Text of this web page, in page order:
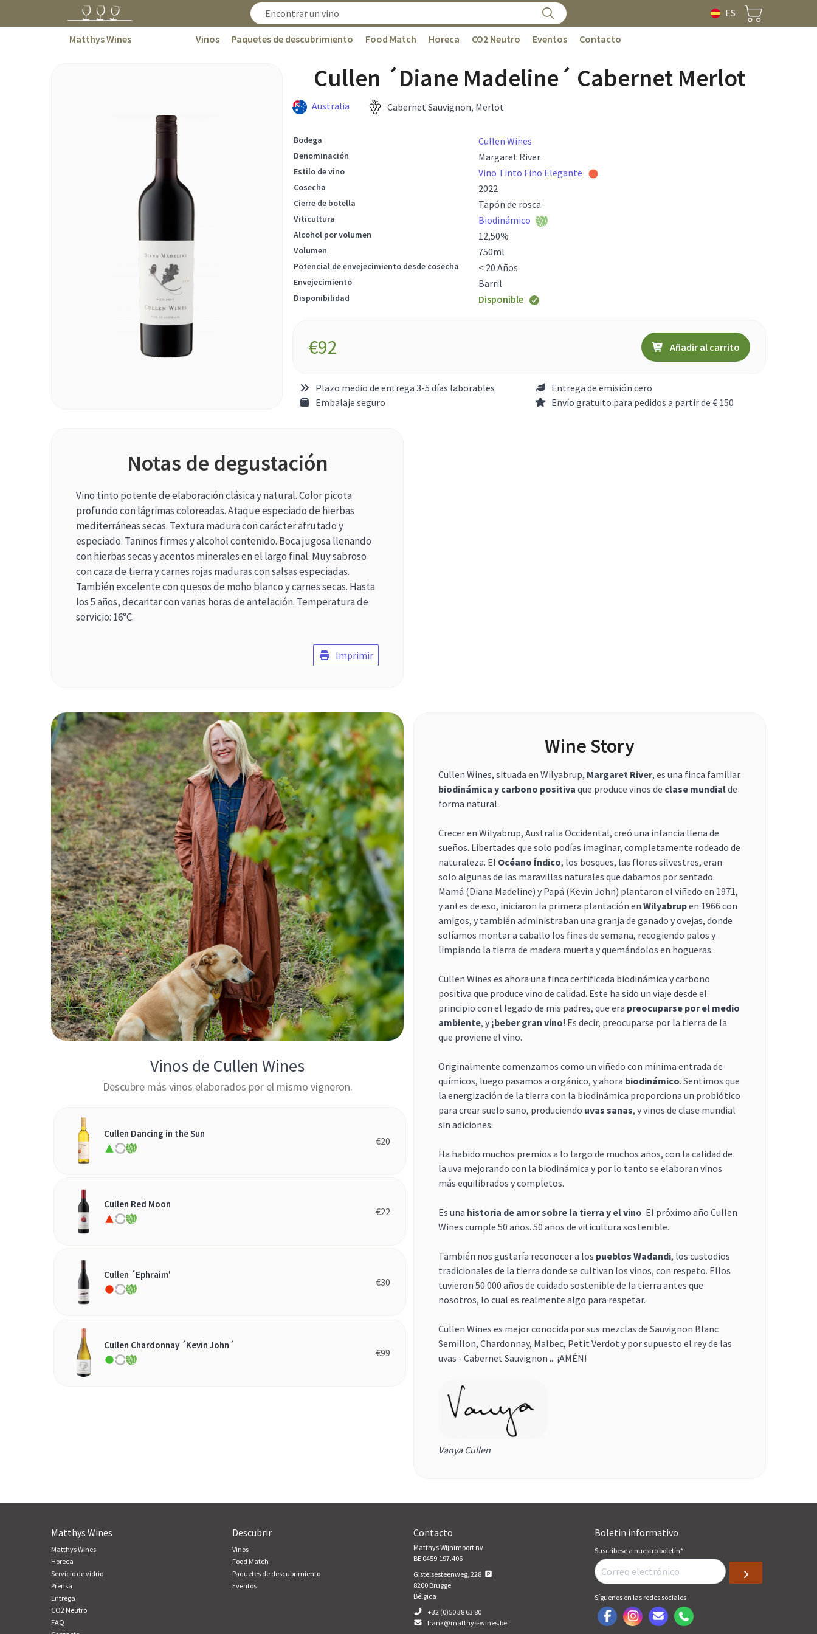
ES
Matthys Wines Vinos Paquetes de descubrimiento Food Match Horeca CO2 Neutro Eventos Contacto
Cullen ´Diane Madeline´ Cabernet Merlot
Australia Cabernet Sauvignon, Merlot
Bodega Cullen Wines
Denominación Margaret River
Estilo de vino Vino Tinto Fino Elegante
Cosecha 2022
Cierre de botella Tapón de rosca
Viticultura Biodinámico
Alcohol por volumen 12,50%
Volumen 750ml
Potencial de envejecimiento desde cosecha < 20 Años
Envejecimiento Barril
Disponibilidad Disponible
€92 Añadir al carrito
Plazo medio de entrega 3-5 días laborables
Entrega de emisión cero
Embalaje seguro
Envío gratuito para pedidos a partir de € 150
Notas de degustación
Vino tinto potente de elaboración clásica y natural. Color picota
profundo con lágrimas coloreadas. Ataque especiado de hierbas
mediterráneas secas. Textura madura con carácter afrutado y
especiado. Taninos firmes y alcohol contenido. Boca jugosa llenando
con hierbas secas y acentos minerales en el largo final. Muy sabroso
con caza de tierra y carnes rojas maduras con salsas especiadas.
También excelente con quesos de moho blanco y carnes secas. Hasta
los 5 años, decantar con varias horas de antelación. Temperatura de
servicio: 16°C.
Imprimir
Vinos de Cullen Wines
Descubre más vinos elaborados por el mismo vigneron.
Cullen Dancing in the Sun
€20
Cullen Red Moon
€22
Cullen ´Ephraim'
€30
Cullen Chardonnay ´Kevin John´
€99
Wine Story
Cullen Wines, situada en Wilyabrup, Margaret River, es una finca familiar
biodinámica y carbono positiva que produce vinos de clase mundialde
forma natural.
Crecer en Wilyabrup, Australia Occidental, creó una infancia llena de
sueños. Libertades que solo podías imaginar, completamente rodeado de
naturaleza. El Océano Índico, los bosques, las flores silvestres, eran
solo algunas de las maravillas naturales que dabamos por sentado.
Mamá (Diana Madeline) y Papá (Kevin John) plantaron el viñedo en 1971,
y antes de eso, iniciaron la primera plantación en Wilyabrupen 1966 con
amigos, y también administraban una granja de ganado y ovejas, donde
solíamos montar a caballo los fines de semana, recogiendo palos y
limpiando la tierra de madera muerta y quemándolos en hogueras.
Cullen Wines es ahora una finca certificada biodinámica y carbono
positiva que produce vino de calidad. Este ha sido un viaje desde el
principio con el legado de mis padres, que era preocuparse por el medio
ambiente, y ¡beber gran vino! Es decir, preocuparse por la tierra de la
que proviene el vino.
Originalmente comenzamos como un viñedo con mínima entrada de
químicos, luego pasamos a orgánico, y ahora biodinámico. Sentimos que
la energización de la tierra con la biodinámica proporciona un probiótico
para crear suelo sano, produciendo uvas sanas, y vinos de clase mundial
sin adiciones.
Ha habido muchos premios a lo largo de muchos años, con la calidad de
la uva mejorando con la biodinámica y por lo tanto se elaboran vinos
más equilibrados y completos.
Es una historia de amor sobre la tierra y el vino. El próximo año Cullen
Wines cumple 50 años. 50 años de viticultura sostenible.
También nos gustaría reconocer a los pueblos Wadandi, los custodios
tradicionales de la tierra donde se cultivan los vinos, con respeto. Ellos
tuvieron 50.000 años de cuidado sostenible de la tierra antes que
nosotros, lo cual es realmente algo para respetar.
Cullen Wines es mejor conocida por sus mezclas de Sauvignon Blanc
Semillon, Chardonnay, Malbec, Petit Verdot y por supuesto el rey de las
uvas - Cabernet Sauvignon ... ¡AMÉN!
Vanya Cullen
Matthys Wines
Matthys Wines
Horeca
Servicio de vidrio
Prensa
Entrega
CO2 Neutro
FAQ
Descubrir
Vinos
Food Match
Paquetes de descubrimiento
Eventos
Contacto
Matthys Wijnimport nv
BE 0459.197.406
Gistelsesteenweg, 228
8200 Brugge
Bélgica
+32 (0)50 38 63 80
frank@matthys-wines.be
Boletin informativo
Suscríbese a nuestro boletín*
Síguenos en las redes sociales